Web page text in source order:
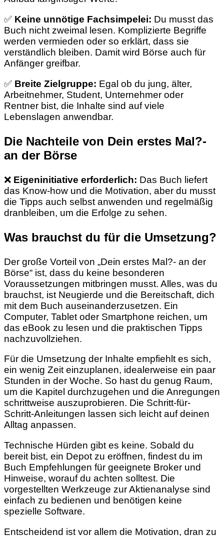
✅ Keine unnötige Fachsimpelei: Du musst das
Buch nicht zweimal lesen. Komplizierte Begriffe
werden vermieden oder so erklärt, dass sie
verständlich bleiben. Damit wird Börse auch für
Anfänger greifbar.
✅ Breite Zielgruppe: Egal ob du jung, älter,
Arbeitnehmer, Student, Unternehmer oder
Rentner bist, die Inhalte sind auf viele
Lebenslagen anwendbar.
Die Nachteile von Dein erstes Mal?-
an der Börse
❌ Eigeninitiative erforderlich: Das Buch liefert
das Know-how und die Motivation, aber du musst
die Tipps auch selbst anwenden und regelmäßig
dranbleiben, um die Erfolge zu sehen.
Was brauchst du für die Umsetzung?
Der große Vorteil von „Dein erstes Mal?- an der
Börse“ ist, dass du keine besonderen
Voraussetzungen mitbringen musst. Alles, was du
brauchst, ist Neugierde und die Bereitschaft, dich
mit dem Buch auseinanderzusetzen. Ein
Computer, Tablet oder Smartphone reichen, um
das eBook zu lesen und die praktischen Tipps
nachzuvollziehen.
Für die Umsetzung der Inhalte empfiehlt es sich,
ein wenig Zeit einzuplanen, idealerweise ein paar
Stunden in der Woche. So hast du genug Raum,
um die Kapitel durchzugehen und die Anregungen
schrittweise auszuprobieren. Die Schritt-für-
Schritt-Anleitungen lassen sich leicht auf deinen
Alltag anpassen.
Technische Hürden gibt es keine. Sobald du
bereit bist, ein Depot zu eröffnen, findest du im
Buch Empfehlungen für geeignete Broker und
Hinweise, worauf du achten solltest. Die
vorgestellten Werkzeuge zur Aktienanalyse sind
einfach zu bedienen und benötigen keine
spezielle Software.
Entscheidend ist vor allem die Motivation, dran zu